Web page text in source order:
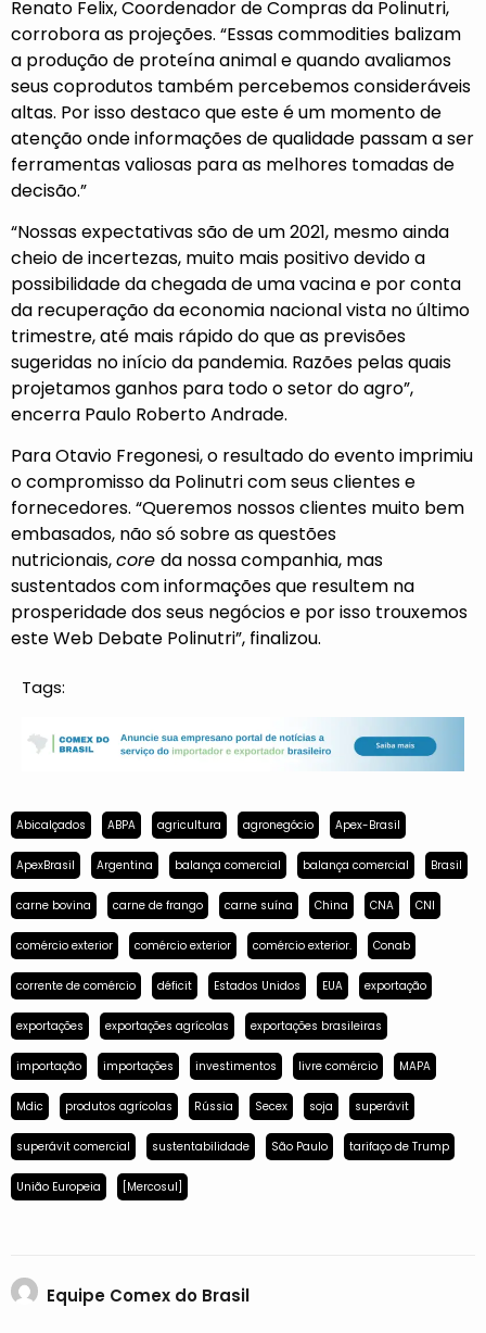
Renato Felix, Coordenador de Compras da Polinutri,
corrobora as projeções. “Essas commodities balizam
a produção de proteína animal e quando avaliamos
seus coprodutos também percebemos consideráveis
altas. Por isso destaco que este é um momento de
atenção onde informações de qualidade passam a ser
ferramentas valiosas para as melhores tomadas de
decisão.”
“Nossas expectativas são de um 2021, mesmo ainda
cheio de incertezas, muito mais positivo devido a
possibilidade da chegada de uma vacina e por conta
da recuperação da economia nacional vista no último
trimestre, até mais rápido do que as previsões
sugeridas no início da pandemia. Razões pelas quais
projetamos ganhos para todo o setor do agro”,
encerra Paulo Roberto Andrade.
Para Otavio Fregonesi, o resultado do evento imprimiu
o compromisso da Polinutri com seus clientes e
fornecedores. “Queremos nossos clientes muito bem
embasados, não só sobre as questões
nutricionais,core da nossa companhia, mas
sustentados com informações que resultem na
prosperidade dos seus negócios e por isso trouxemos
este Web Debate Polinutri”, finalizou.
Tags:
Abicalçados ABPA agricultura agronegócio Apex-Brasil
ApexBrasil Argentina balança comercial balança comercial Brasil
carne bovina carne de frango carne suína China CNA CNI
comércio exterior comércio exterior comércio exterior. Conab
corrente de comércio déficit Estados Unidos EUA exportação
exportações exportações agrícolas exportações brasileiras
importação importações investimentos livre comércio MAPA
Mdic produtos agrícolas Rússia Secex soja superávit
superávit comercial sustentabilidade São Paulo tarifaço de Trump
União Europeia [Mercosul]
Equipe Comex do Brasil